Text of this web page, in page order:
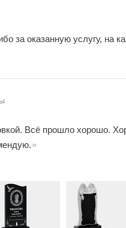
за оказанную услугу, на
Всё прошло хорошо.